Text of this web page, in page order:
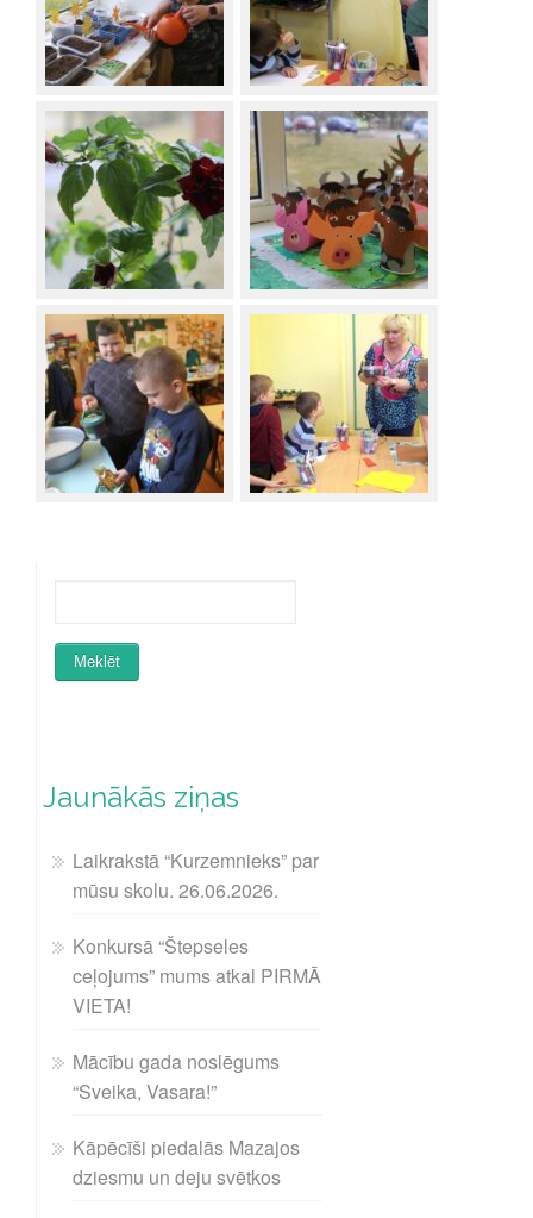
Jaunākās ziņas
Laikrakstā “Kurzemnieks” par
mūsu skolu. 26.06.2026.
Konkursā “Štepseles
ceļojums” mums atkal PIRMĀ
VIETA!
Mācību gada noslēgums
“Sveika, Vasara!”
Kāpēcīši piedalās Mazajos
dziesmu un deju svētkos